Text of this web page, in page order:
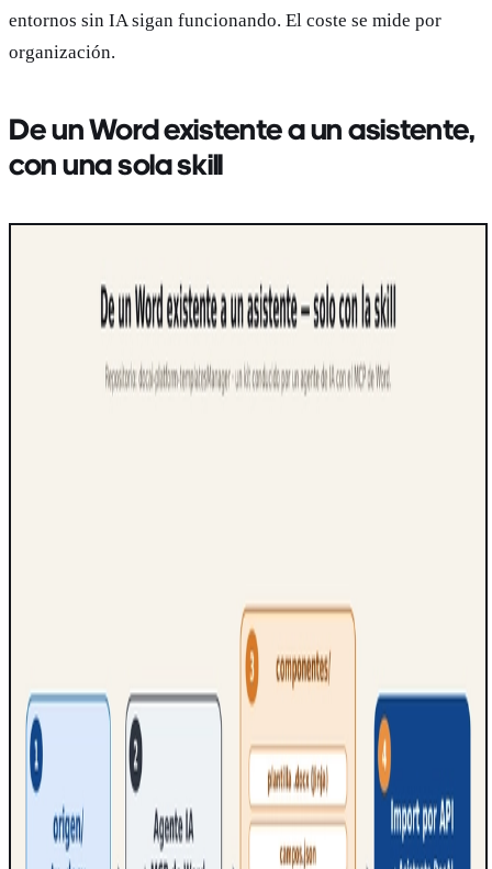
entornos sin IA sigan funcionando. El coste se mide por
organización.
De un Word existente a un asistente,
con una sola skill